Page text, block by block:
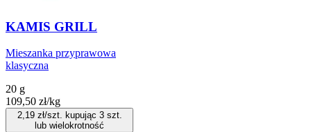
KAMIS GRILL
Mieszanka przyprawowa
klasyczna
20 g
109,50 zł/kg
2,19zł/szt. kupując 3szt.
lub wielokrotność